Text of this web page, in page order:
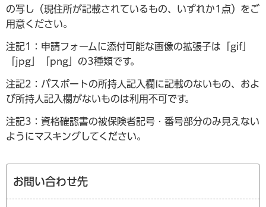
の写し（現住所が記載されているもの、いずれか1点）をご
用意ください。
注記1：申請フォームに添付可能な画像の拡張子は「gif」
「jpg」「png」の3種類です。
注記2：パスポートの所持人記入欄に記載のないもの、およ
び所持人記入欄がないものは利用不可です。
注記3：資格確認書の被保険者記号・番号部分のみ見えない
ようにマスキングしてください。
お問い合わせ先